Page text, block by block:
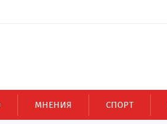
МНЕНИЯ СПОРТ